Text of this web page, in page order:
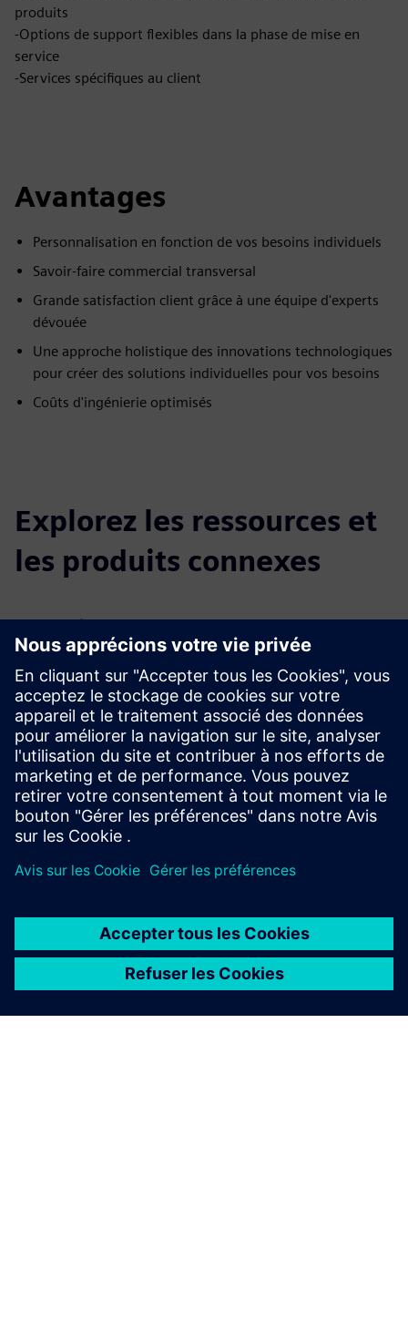
produits
-Options de support flexibles dans la phase de mise en
service
-Services spécifiques au client
Avantages
Personnalisation en fonction de vos besoins individuels
Savoir-faire commercial transversal
Grande satisfaction client grâce à une équipe d'experts
dévouée
Une approche holistique des innovations technologiques
pour créer des solutions individuelles pour vos besoins
Coûts d'ingénierie optimisés
Explorez les ressources et
les produits connexes
Renseignements et ressources
supplémentaires
En savoir plus
Conditions préalables
Documentation et exigences du projet ou fichiers source du
projet selon le type de service